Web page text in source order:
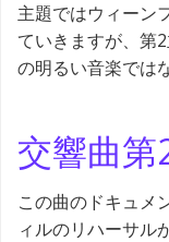
主題ではウィーン
ていきますが、第
の明るい音楽では
交響曲
この曲のドキュメ
ィルのリハーサル